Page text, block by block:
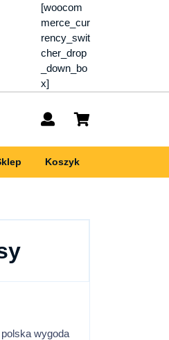
[woocom
merce_cur
rency_swit
cher_drop
_down_bo
x]
My
Koszyk
wygoda